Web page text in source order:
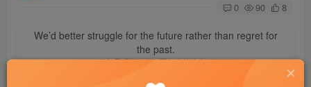
0 90 8
We’d better struggle for the future rather than regret for
the past.
如果后悔过去，不如奋斗将来